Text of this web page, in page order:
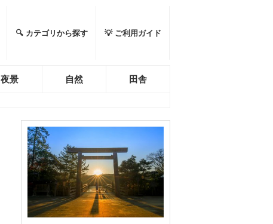
🔍 カテゴリから探す 💡 ご利用ガイド
夜景 自然
田舎